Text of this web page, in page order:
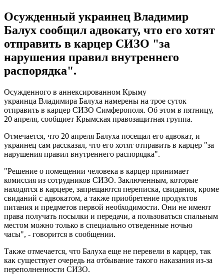
Осужденный украинец Владимир
Балух сообщил адвокату, что его хотят
отправить в карцер СИЗО "за
нарушения правил внутреннего
распорядка".
Осужденного в аннексированном Крыму
украинца Владимира Балуха намерены на трое суток
отправить в карцер СИЗО Симферополя. Об этом в пятницу,
20 апреля, сообщиет Крымская правозащитная группа.
Отмечается, что 20 апреля Балуха посещал его адвокат, и
украинец сам рассказал, что его хотят отправить в карцер "за
нарушения правил внутреннего распорядка".
"Решение о помещении человека в карцер принимает
комиссия из сотрудников СИЗО. Заключенным, которые
находятся в карцере, запрещаются переписка, свидания, кроме
свиданий с адвокатом, а также приобретение продуктов
питания и предметов первой необходимости. Они не имеют
права получать посылки и передачи, а пользоваться спальным
местом можно только в специально отведенные ночью
часы", - говорится в сообщении.
Также отмечается, что Балуха еще не перевели в карцер, так
как существует очередь на отбывание такого наказания из-за
переполненности СИЗО.